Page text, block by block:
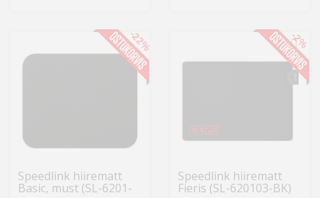
Speedlink hiirematt
Basic, must (SL-6201-
-22%
Speedlink hiirematt
Fieris (SL-620103-BK)
-2%